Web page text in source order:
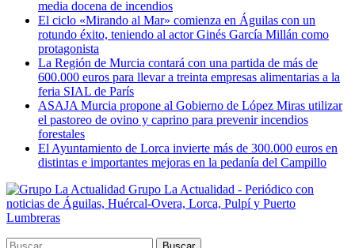
media docena de incendios
El ciclo «Mirando al Mar» comienza en Águilas con un
rotundo éxito, teniendo al actor Ginés García Millán como
protagonista
La Región de Murcia contará con una partida de más de
600.000 euros para llevar a treinta empresas alimentarias a la
feria SIAL de París
ASAJA Murcia propone al Gobierno de López Miras utilizar
el pastoreo de ovino y caprino para prevenir incendios
forestales
El Ayuntamiento de Lorca invierte más de 300.000 euros en
distintas e importantes mejoras en la pedanía del Campillo
Grupo La Actualidad - Periódico con
noticias de Águilas, Huércal-Overa, Lorca, Pulpí y Puerto
Lumbreras